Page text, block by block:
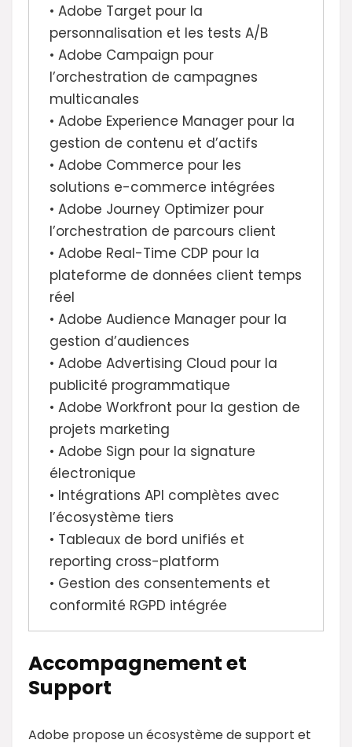
• Adobe Target pour la
personnalisation et les tests A/B
• Adobe Campaign pour
l’orchestration de campagnes
multicanales
• Adobe Experience Manager pour la
gestion de contenu et d’actifs
• Adobe Commerce pour les
solutions e-commerce intégrées
• Adobe Journey Optimizer pour
l’orchestration de parcours client
• Adobe Real-Time CDP pour la
plateforme de données client temps
réel
• Adobe Audience Manager pour la
gestion d’audiences
• Adobe Advertising Cloud pour la
publicité programmatique
• Adobe Workfront pour la gestion de
projets marketing
• Adobe Sign pour la signature
électronique
• Intégrations API complètes avec
l’écosystème tiers
• Tableaux de bord unifiés et
reporting cross-platform
• Gestion des consentements et
conformité RGPD intégrée
Accompagnement et
Support
Adobe propose un écosystème de support et